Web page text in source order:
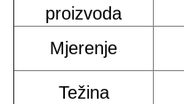
proizvoda
Mjerenje
Težina